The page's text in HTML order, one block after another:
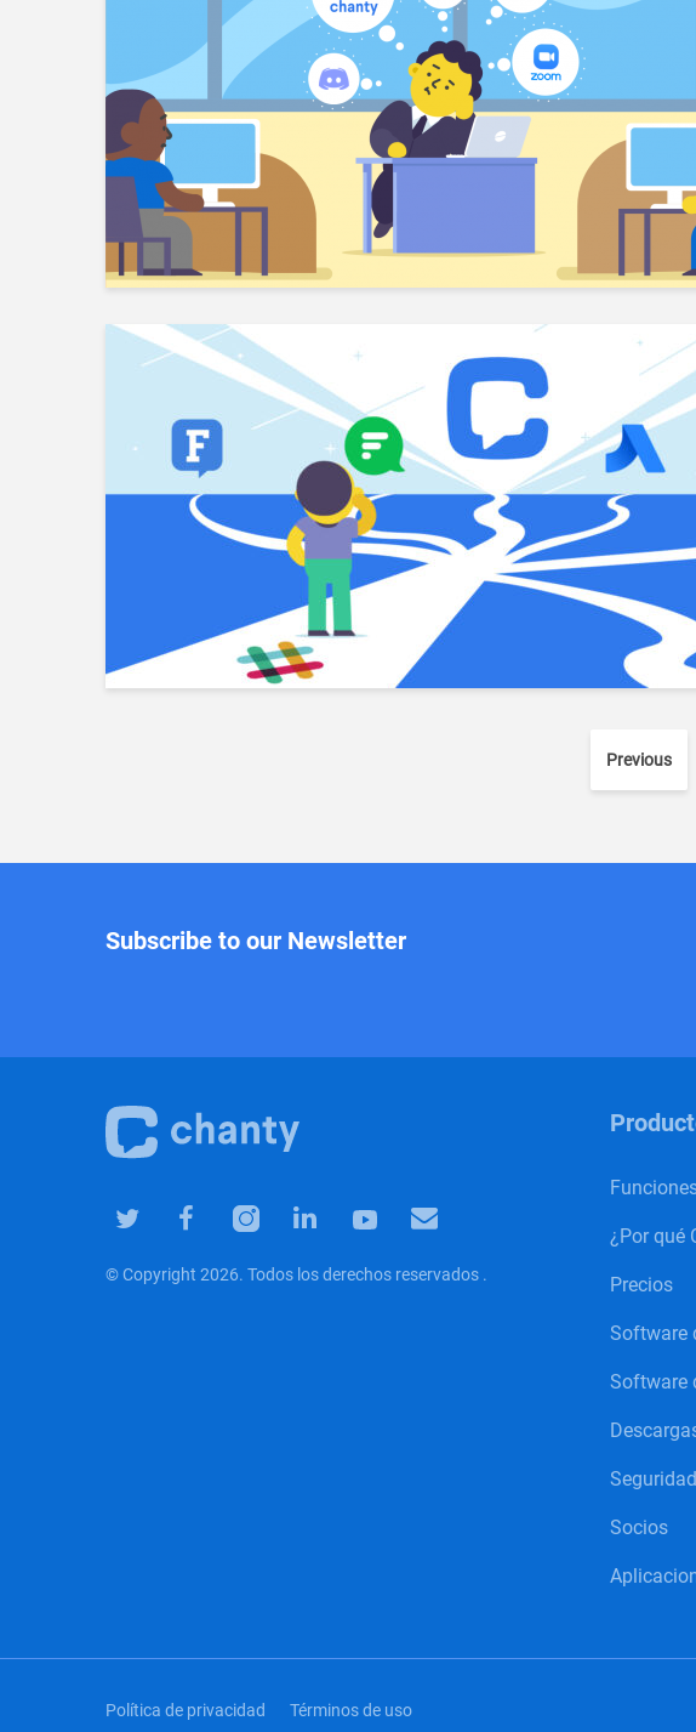
Previous
Subscribe to our Newsletter
© Copyright 2026. Todos los derechos reservados .
¿Por qué
Precios
Software
Software
Seguridad
Socios
Política de privacidad Términos de uso